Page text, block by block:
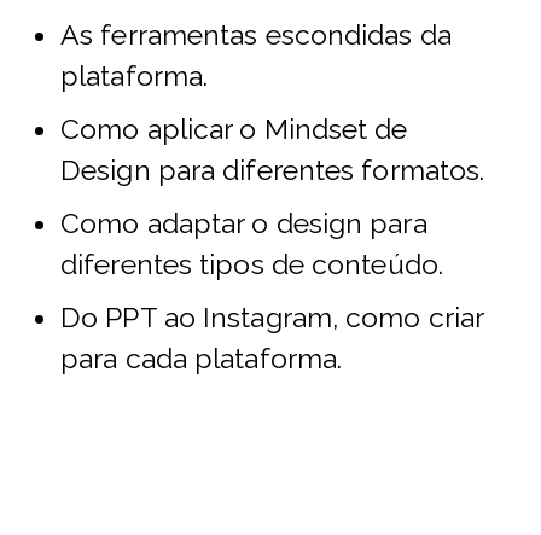
As ferramentas escondidas da
plataforma.
Como aplicar o Mindset de
Design para diferentes formatos.
Como adaptar o design para
diferentes tipos de conteúdo.
Do PPT ao Instagram, como criar
para cada plataforma.